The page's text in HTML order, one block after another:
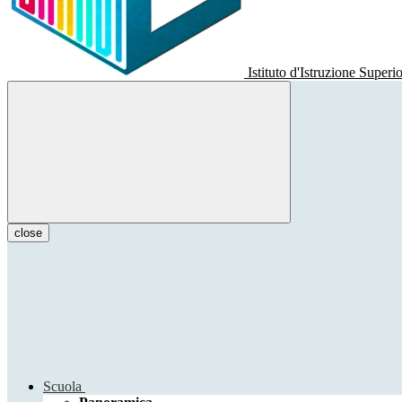
Istituto d'Istruzione
close
Scuola